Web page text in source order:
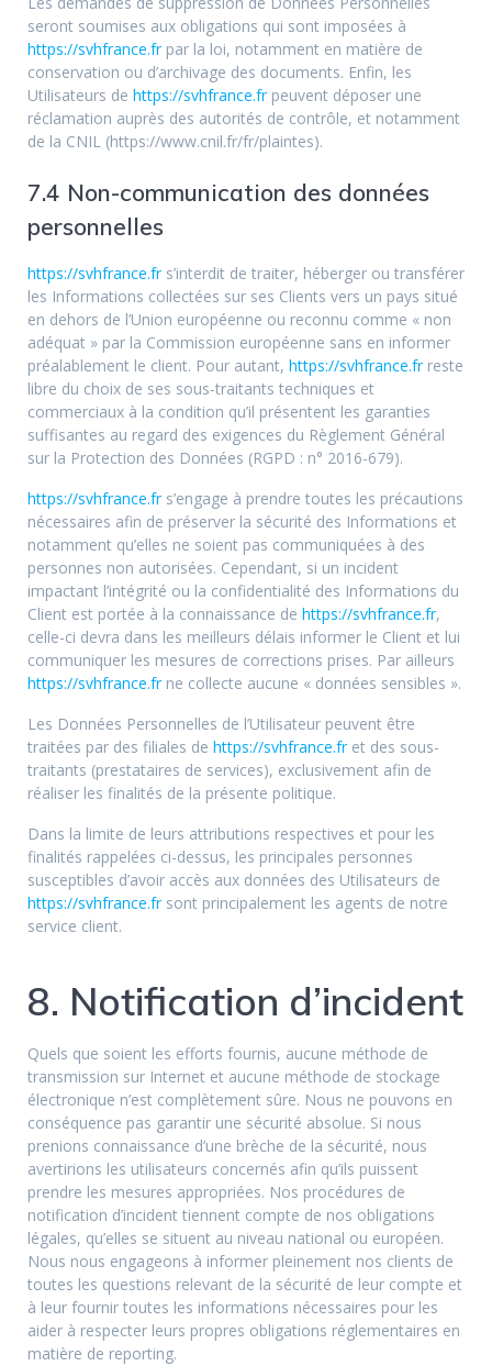
seront soumises aux obligations qui sont imposées à
https://svhfrance.frpar la loi, notamment en matière de
conservation ou d’archivage des documents. Enfin, les
Utilisateurs de https://svhfrance.frpeuvent déposer une
réclamation auprès des autorités de contrôle, et notamment
de la CNIL (https://www.cnil.fr/fr/plaintes).
7.4 Non-communication des données
personnelles
https://svhfrance.frs’interdit de traiter, héberger ou transférer
les Informations collectées sur ses Clients vers un pays situé
en dehors de l’Union européenne ou reconnu comme « non
adéquat » par la Commission européenne sans en informer
préalablement le client. Pour autant, https://svhfrance.frreste
libre du choix de ses sous-traitants techniques et
commerciaux à la condition qu’il présentent les garanties
suffisantes au regard des exigences du Règlement Général
sur la Protection des Données (RGPD : n° 2016-679).
https://svhfrance.frs’engage à prendre toutes les précautions
nécessaires afin de préserver la sécurité des Informations et
notamment qu’elles ne soient pas communiquées à des
personnes non autorisées. Cependant, si un incident
impactant l’intégrité ou la confidentialité des Informations du
Client est portée à la connaissance de https://svhfrance.fr,
celle-ci devra dans les meilleurs délais informer le Client et lui
communiquer les mesures de corrections prises. Par ailleurs
https://svhfrance.frne collecte aucune « données sensibles ».
Les Données Personnelles de l’Utilisateur peuvent être
traitées par des filiales de https://svhfrance.fret des sous-
traitants (prestataires de services), exclusivement afin de
réaliser les finalités de la présente politique.
Dans la limite de leurs attributions respectives et pour les
finalités rappelées ci-dessus, les principales personnes
susceptibles d’avoir accès aux données des Utilisateurs de
https://svhfrance.frsont principalement les agents de notre
service client.
8. Notification d’incident
Quels que soient les efforts fournis, aucune méthode de
transmission sur Internet et aucune méthode de stockage
électronique n’est complètement sûre. Nous ne pouvons en
conséquence pas garantir une sécurité absolue. Si nous
prenions connaissance d’une brèche de la sécurité, nous
avertirions les utilisateurs concernés afin qu’ils puissent
prendre les mesures appropriées. Nos procédures de
notification d’incident tiennent compte de nos obligations
légales, qu’elles se situent au niveau national ou européen.
Nous nous engageons à informer pleinement nos clients de
toutes les questions relevant de la sécurité de leur compte et
à leur fournir toutes les informations nécessaires pour les
aider à respecter leurs propres obligations réglementaires en
matière de reporting.